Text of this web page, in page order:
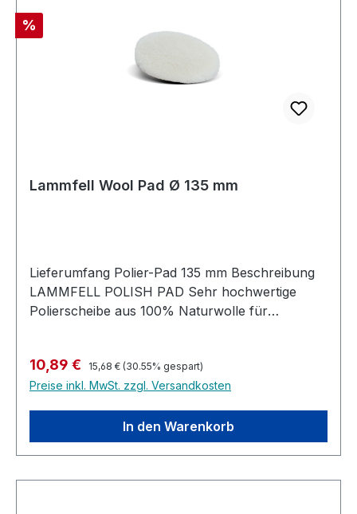
Rabatt
%
Lammfell Wool Pad Ø 135 mm
Lieferumfang Polier-Pad 135 mm Beschreibung
LAMMFELL POLISH PAD Sehr hochwertige
Polierscheibe aus 100% Naturwolle für
Aufnahme auf Kletttellern.
Verkaufspreis:
10,89 € Regulärer Preis:
15,68 € (30.55% gespart)
Preise inkl. MwSt. zzgl. Versandkosten
In den Warenkorb